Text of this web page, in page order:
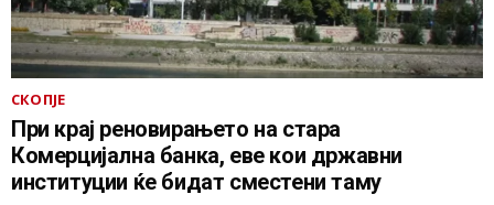
СКОПЈЕ
При крај реновирањето на стара
Комерцијална банка, еве кои државни
институции ќе бидат сместени таму